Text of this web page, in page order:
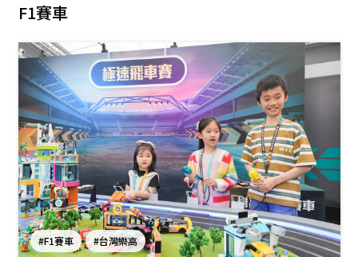
F1賽車
#F1賽車 #台灣樂高